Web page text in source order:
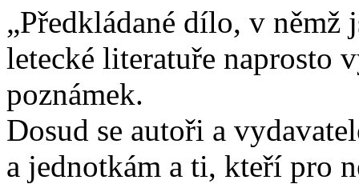
„Předkládané dílo, v němž
letecké literatuře naprosto
poznámek.
Dosud se autoři a
a jednotkám a ti, kteří pro